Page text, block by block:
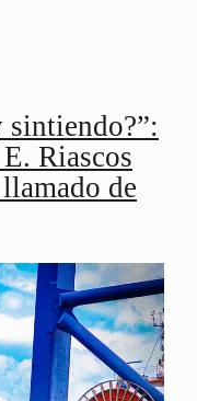
sintiendo?”:
Riascos
de